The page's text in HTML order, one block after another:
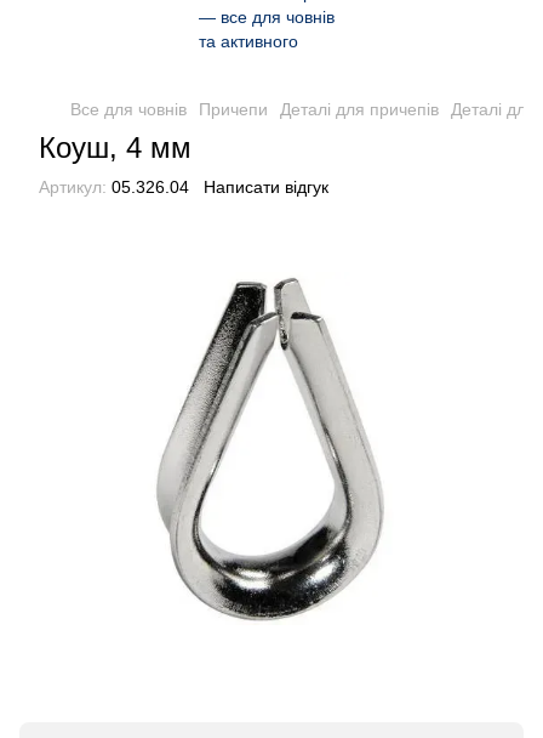
Все для човнів Причепи Деталі для причепів Деталі для
Коуш, 4 мм
Артикул: 05.326.04 Написати відгук